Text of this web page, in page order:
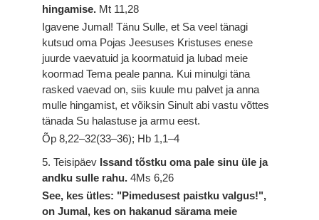
hingamise. Mt 11,28
Igavene Jumal! Tänu Sulle, et Sa veel tänagi
kutsud oma Pojas Jeesuses Kristuses enese
juurde vaevatuid ja koormatuid ja lubad meie
koormad Tema peale panna. Kui minulgi täna
rasked vaevad on, siis kuule mu palvet ja anna
mulle hingamist, et võiksin Sinult abi vastu võttes
tänada Su halastuse ja armu eest.
Õp 8,22–32(33–36); Hb 1,1–4
5. Teisipäev Issand tõstku oma pale sinu üle ja
andku sulle rahu.4Ms 6,26
See, kes ütles: "Pimedusest paistku valgus!",
on Jumal, kes on hakanud särama meie